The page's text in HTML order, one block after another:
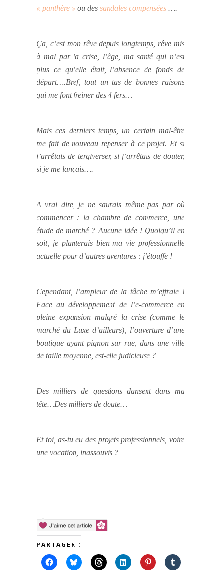
« panthère » ou des sandales compensées ….
Ça, c’est mon rêve depuis longtemps, rêve mis
à mal par la crise, l’âge, ma santé qui n’est
plus ce qu’elle était, l’absence de fonds de
départ….Bref, tout un tas de bonnes raisons
qui me font freiner des 4 fers…
Mais ces derniers temps, un certain mal-être
me fait de nouveau repenser à ce projet. Et si
j’arrêtais de tergiverser, si j’arrêtais de douter,
si je me lançais….
A vrai dire, je ne saurais même pas par où
commencer : la chambre de commerce, une
étude de marché ? Aucune idée ! Quoiqu’il en
soit, je planterais bien ma vie professionnelle
actuelle pour d’autres aventures : j’étouffe !
Cependant, l’ampleur de la tâche m’effraie !
Face au développement de l’e-commerce en
pleine expansion malgré la crise (comme le
marché du Luxe d’ailleurs), l’ouverture d’une
boutique ayant pignon sur rue, dans une ville
de taille moyenne, est-elle judicieuse ?
Des milliers de questions dansent dans ma
tête…Des milliers de doute…
Et toi, as-tu eu des projets professionnels, voire
une vocation, inassouvis ?
PARTAGER :